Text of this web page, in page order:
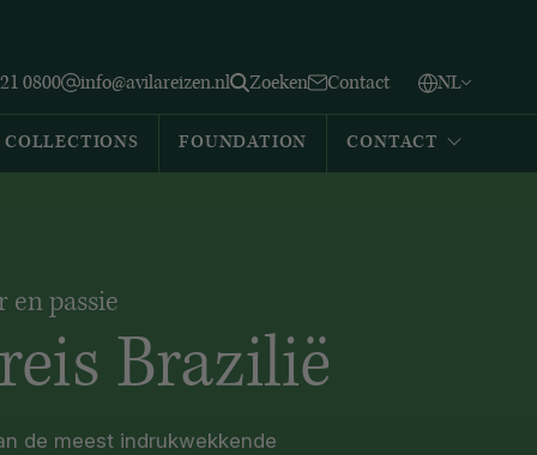
0800 info@avilareizen.nl Zoeken Contact NL
Español
COLLECTIONS FOUNDATION CONTACT
passie
Brazilië
de meest indrukwekkende